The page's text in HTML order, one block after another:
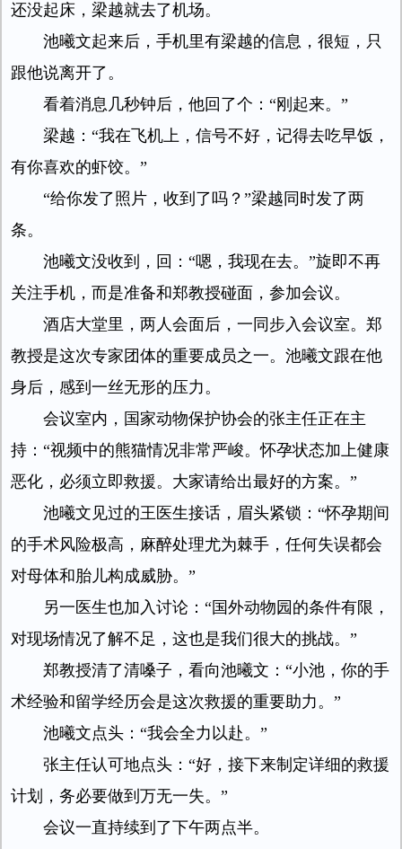
还没起床，梁越就去了机场。
池曦文起来后，手机里有梁越的信息，很短，只
跟他说离开了。
看着消息几秒钟后，他回了个：“刚起来。”
梁越：“我在飞机上，信号不好，记得去吃早饭，
有你喜欢的虾饺。”
“给你发了照片，收到了吗？”梁越同时发了两
条。
池曦文没收到，回：“嗯，我现在去。”旋即不再
关注手机，而是准备和郑教授碰面，参加会议。
酒店大堂里，两人会面后，一同步入会议室。郑
教授是这次专家团体的重要成员之一。池曦文跟在他
身后，感到一丝无形的压力。
会议室内，国家动物保护协会的张主任正在主
持：“视频中的熊猫情况非常严峻。怀孕状态加上健康
恶化，必须立即救援。大家请给出最好的方案。”
池曦文见过的王医生接话，眉头紧锁：“怀孕期间
的手术风险极高，麻醉处理尤为棘手，任何失误都会
对母体和胎儿构成威胁。”
另一医生也加入讨论：“国外动物园的条件有限，
对现场情况了解不足，这也是我们很大的挑战。”
郑教授清了清嗓子，看向池曦文：“小池，你的手
术经验和留学经历会是这次救援的重要助力。”
池曦文点头：“我会全力以赴。”
张主任认可地点头：“好，接下来制定详细的救援
计划，务必要做到万无一失。”
会议一直持续到了下午两点半。